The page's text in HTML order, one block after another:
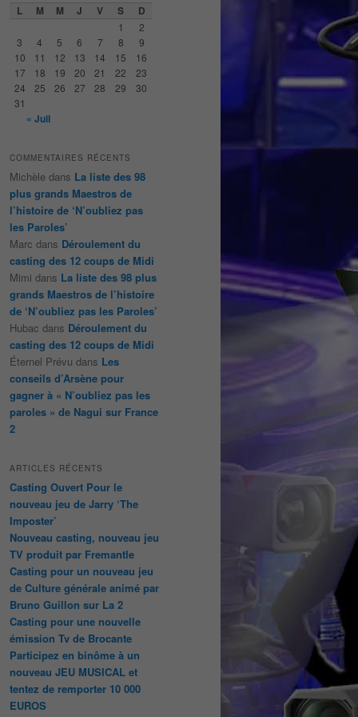
L M M J V S D
1
2
3
4 5 6 7 8
9
10
11 12 13 14 15
16
17
18 19 20 21 22
23
24
25 26 27 28 29
30
31
« Juil
COMMENTAIRES RÉCENTS
Michèle dans La liste des 98
plus grands Maestros de
l’histoire de ‘N’oubliez pas
les Paroles’
Marc dans Déroulement du
casting des 12 coups de Midi
Mimi dans La liste des 98 plus
grands Maestros de l’histoire
de ‘N’oubliez pas les Paroles’
Hubac dans Déroulement du
casting des 12 coups de Midi
Éternel Prévu dans Les
conseils d’Arsène pour
gagner à « N’oubliez pas les
paroles » de Nagui sur France
2
ARTICLES RÉCENTS
Casting Ouvert Pour le
nouveau jeu de Jarry ‘The
Imposter’
Nouveau casting, nouveau jeu
TV produit par Fremantle
Casting pour un nouveau jeu
de Culture générale animé par
Bruno Guillon sur La 2
Casting pour une nouvelle
émission Tv de Brocante
Participez en binôme à un
nouveau JEU MUSICAL et
tentez de remporter 10 000
EUROS